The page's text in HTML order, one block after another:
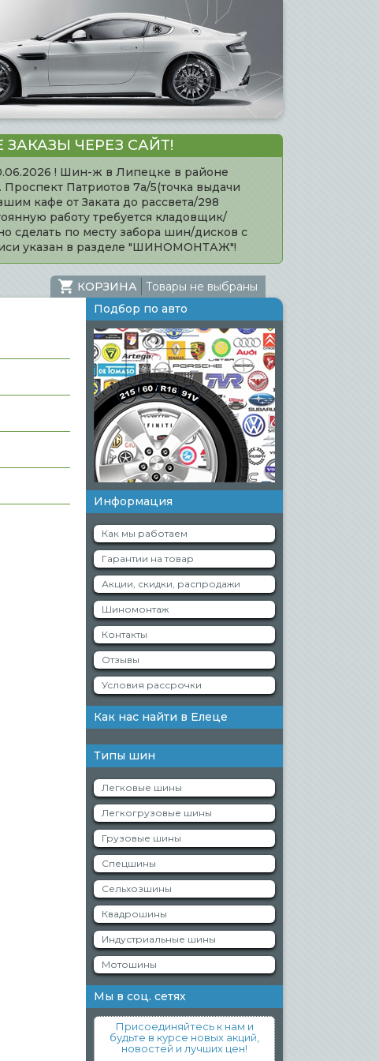
ЧЕРЕЗ САЙТ!
! Шин-ж в Липецке в районе
Патриотов 7а/5(точка выдачи
кафе от Заката до рассвета/298
работу требуется кладовщик/
сделать по месту забора шин/дисков с
указан в разделе "ШИНОМОНТАЖ"!
КОРЗИНА Товары не выбраны
Подбор по авто
Информация
Как мы работаем
Гарантии на товар
Акции, скидки, распродажи
Шиномонтаж
Контакты
Отзывы
Условия рассрочки
Как нас найти в Елеце
Типы шин
Легковые шины
Легкогрузовые шины
Грузовые шины
Спецшины
Сельхозшины
Квадрошины
Индустриальные шины
Мотошины
Мы в соц. сетях
Присоединяйтесь к нам и
будьте в курсе новых акций,
новостей и лучших цен!